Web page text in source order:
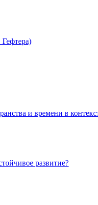
и времени в
развитие?